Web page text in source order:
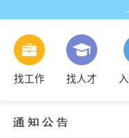
找工作 找人才